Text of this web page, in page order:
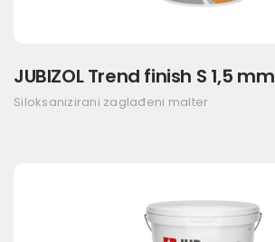
JUBIZOL Trend finish S 1,5 mm
Siloksanizirani zaglađeni malter